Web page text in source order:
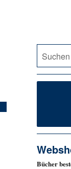
nach:
Bücher